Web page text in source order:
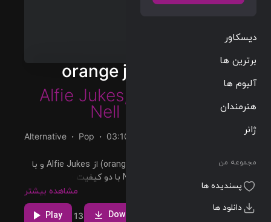
دیسکاور
برترین ها
آلبوم ها
هنرمندان
ژانر
مجموعه من
پسندیده ها
دانلود ها
orange juice (Edit)
Alfie Jukes
Nell Mescal
Alternative Pop 03:10
دانلود و پخش آهنگ orange juice (Edit) از Alfie Jukes و با
مشاهده بیشتر
Play 13 Download